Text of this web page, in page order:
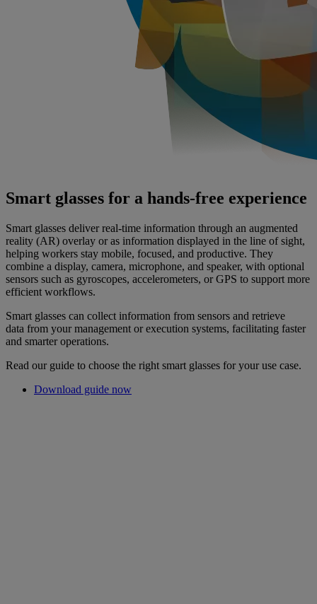
Smart glasses for a hands-free experience
Smart glasses deliver real-time information through an augmented
reality (AR) overlay or as information displayed in the line of sight,
helping workers stay mobile, focused, and productive. They
combine a display, camera, microphone, and speaker, with optional
sensors such as gyroscopes, accelerometers, or GPS to support more
efficient workflows.
Smart glasses can collect information from sensors and retrieve
data from your management or execution systems, facilitating faster
and smarter operations.
Read our guide to choose the right smart glasses for your use case.
Download guide now